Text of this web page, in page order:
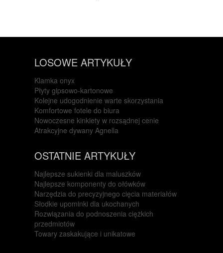
LOSOWE ARTYKUŁY
Klamka onyx
Płyty gipsowo-kartonowe
Kolejne udogodnienie warte skorzystania
Komfortowe fotele do biura
Nowoczesne kinkiety w rozsądnej cenie
Atrakcyjne dywany Agnella
OSTATNIE ARTYKUŁY
Najlepsze sukienki dla maluszków
Najlepsze komponenty do ołówków
Narzędzia do precyzyjnego cięcia materiałów
Słodkie upominki dla ukochanych
Rozwiązania do podnoszenia ciężkich
przedmiotów
Towary zaskakujące i unikatowe